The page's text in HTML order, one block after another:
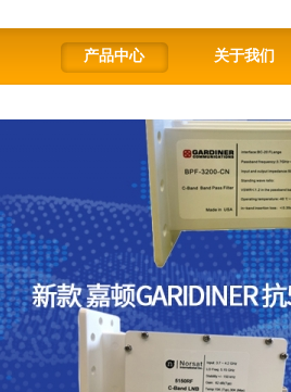
产品中心 关于我们